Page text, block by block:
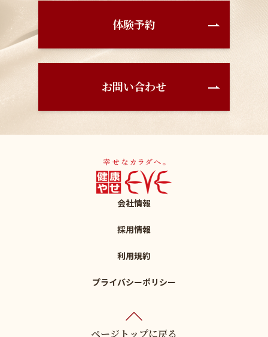
体験予約
お問い合わせ
会社情報
採用情報
利用規約
プライバシーポリシー
ページトップに戻る